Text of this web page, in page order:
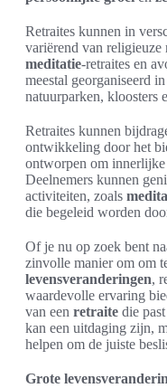
Retraites kunnen in
variërend van religieuze
meditatie-retraites en
meestal georganiseerd
natuurparken, kloosters
Retraites kunnen
ontwikkeling door het
ontworpen om
Deelnemers kunnen
activiteiten, zoals
die begeleid worden
Of je nu op zoek bent
zinvolle manier om om
levensveranderingen,
waardevolle ervaring
van een retraite die
kan een uitdaging zijn,
helpen om de juiste
Grote